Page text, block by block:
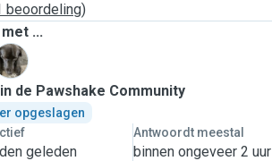
beoordeling)
...
C
de Pawshake Community
opgeslagen
geleden
Antwoordt meestal
binnen ongeveer 2 uur